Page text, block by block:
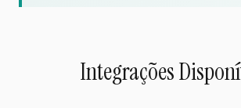
Integrações